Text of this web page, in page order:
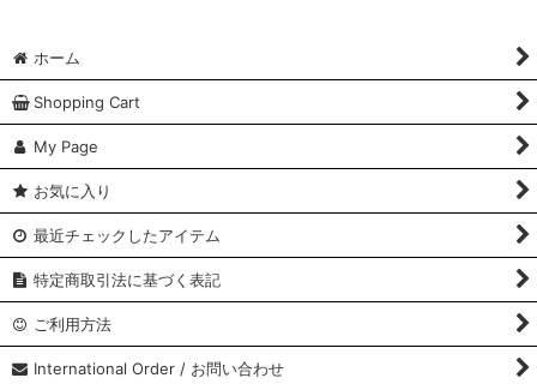
ホーム
Shopping Cart
My Page
お気に入り
最近チェックしたアイテム
特定商取引法に基づく表記
ご利用方法
International Order / お問い合わせ